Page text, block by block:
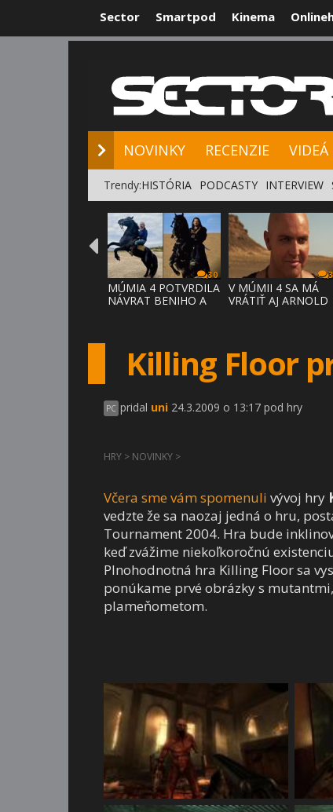
Sector Smartpod Kinema
NOVINKY RECENZIE VIDEÁ
Trendy:HISTÓRIA PODCASTY INTERVIEW
30
MÚMIA 4 POTVRDILA
NÁVRAT BENIHO A
V MÚMII 4 SA MÁ
VRÁTIŤ AJ ARNOLD
Killing Floor
PC pridal uni 24.3.2009 o 13:17 pod hry
HRY > NOVINKY >
Včera sme vám spomenuli vývoj hry
vedzte že sa naozaj jedná o hru,
Tournament 2004. Hra bude
keď zvážime niekoľkoročnú
Plnohodnotná hra Killing Floor sa
ponúkame prvé obrázky s
plameňometom.